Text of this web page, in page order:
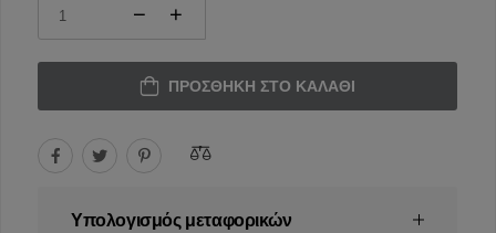
ΠΡΟΣΘΉΚΗ ΣΤΟ ΚΑΛΆΘΙ
Υπολογισμός μεταφορικών